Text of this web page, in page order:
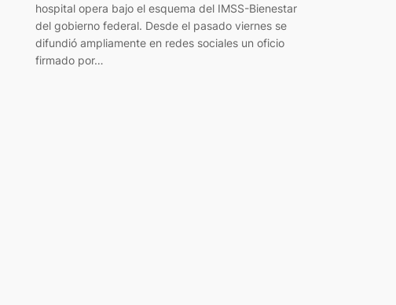
hospital opera bajo el esquema del IMSS-Bienestar
del gobierno federal. Desde el pasado viernes se
difundió ampliamente en redes sociales un oficio
firmado por…